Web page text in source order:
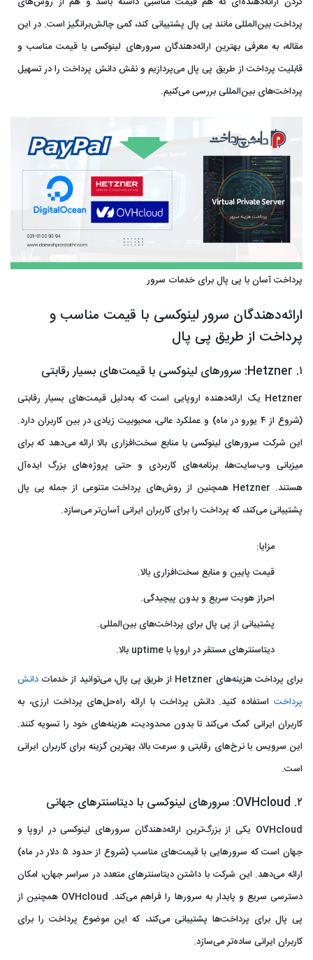
پرداخت بین‌المللی مانند پی‌ پال پشتیبانی کند، کمی چالش‌برانگیز است. در این
مقاله، به معرفی بهترین ارائه‌دهندگان سرورهای لینوکسی با قیمت مناسب و
قابلیت پرداخت از طریق پی‌ پال می‌پردازیم و نقشدانش پرداخترا در تسهیل
پرداخت‌های بین‌المللی بررسی می‌کنیم.
پرداخت آسان با پی پال برای خدمات سرور
ارائه‌دهندگان سرور لینوکسی با قیمت مناسب و
پرداخت از طریق پی‌ پال
Hetzner یک ارائه‌دهنده اروپایی است که به‌دلیل قیمت‌های بسیار رقابتی
(شروع از ۴ یورو در ماه) و عملکرد عالی، محبوبیت زیادی در بین کاربران دارد.
این شرکت سرورهای لینوکسی با منابع سخت‌افزاری بالا ارائه می‌دهد که برای
میزبانی وب‌سایت‌ها، برنامه‌های کاربردی و حتی پروژه‌های بزرگ ایده‌آل
هستند. Hetzner همچنین از روش‌های پرداخت متنوعی از جمله پی‌ پال
پشتیبانی می‌کند، که پرداخت را برای کاربران ایرانی آسان‌تر می‌سازد.
مزایا:
قیمت پایین و منابع سخت‌افزاری بالا.
احراز هویت سریع و بدون پیچیدگی.
پشتیبانی از پی‌ پال برای پرداخت‌های بین‌المللی.
دیتاسنترهای مستقر در اروپا با uptime بالا.
برای پرداخت هزینه‌های Hetzner از طریق پی‌ پال، می‌توانید از خدمات
دانش
پرداختاستفاده کنید. دانش پرداخت با ارائه راه‌حل‌های پرداخت ارزی، به
کاربران ایرانی کمک می‌کند تا بدون محدودیت، هزینه‌های خود را تسویه کنند.
این سرویس با نرخ‌های رقابتی و سرعت بالا، بهترین گزینه برای کاربران ایرانی
است.
۲. OVHcloud: سرورهای لینوکسی با دیتاسنترهای جهانی
OVHcloud یکی از بزرگ‌ترین ارائه‌دهندگان سرورهای لینوکسی در اروپا و
جهان است که سرورهایی با قیمت‌های مناسب (شروع از حدود ۵ دلار در ماه)
ارائه می‌دهد. این شرکت با داشتن دیتاسنترهای متعدد در سراسر جهان، امکان
دسترسی سریع و پایدار به سرورها را فراهم می‌کند. OVHcloud همچنین از
پی‌ پال برای پرداخت‌ها پشتیبانی می‌کند، که این موضوع پرداخت را برای
کاربران ایرانی ساده‌تر می‌سازد.